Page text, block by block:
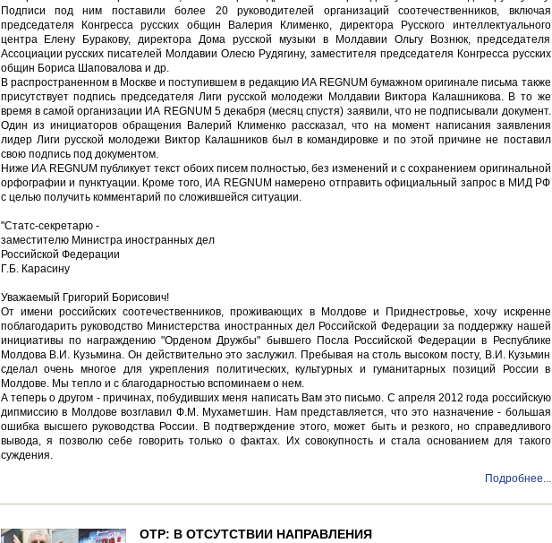
Подписи под ним поставили более 20 руководителей организаций соотечественников, включая
председателя Конгресса русских общин Валерия Клименко, директора Русского интеллектуального
центра Елену Буракову, директора Дома русской музыки в Молдавии Ольгу Вознюк, председателя
Ассоциации русских писателей Молдавии Олесю Рудягину, заместителя председателя Конгресса русских
общин Бориса Шаповалова и др.
В распространенном в Москве и поступившем в редакцию ИА REGNUM бумажном оригинале письма также
присутствует подпись председателя Лиги русской молодежи Молдавии Виктора Калашникова. В то же
время в самой организации ИА REGNUM 5 декабря (месяц спустя) заявили, что не подписывали документ.
Один из инициаторов обращения Валерий Клименко рассказал, что на момент написания заявления
лидер Лиги русской молодежи Виктор Калашников был в командировке и по этой причине не поставил
свою подпись под документом.
Ниже ИА REGNUM публикует текст обоих писем полностью, без изменений и с сохранением оригинальной
орфографии и пунктуации. Кроме того, ИА REGNUM намерено отправить официальный запрос в МИД РФ
с целью получить комментарий по сложившейся ситуации.
"Статс-секретарю -
заместителю Министра иностранных дел
Российской Федерации
Г.Б. Карасину
Уважаемый Григорий Борисович!
От имени российских соотечественников, проживающих в Молдове и Приднестровье, хочу искренне
поблагодарить руководство Министерства иностранных дел Российской Федерации за поддержку нашей
инициативы по награждению "Орденом Дружбы" бывшего Посла Российской Федерации в Республике
Молдова В.И. Кузьмина. Он действительно это заслужил. Пребывая на столь высоком посту, В.И. Кузьмин
сделал очень многое для укрепления политических, культурных и гуманитарных позиций России в
Молдове. Мы тепло и с благодарностью вспоминаем о нем.
А теперь о другом - причинах, побудивших меня написать Вам это письмо. С апреля 2012 года российскую
дипмиссию в Молдове возглавил Ф.М. Мухаметшин. Нам представляется, что это назначение - большая
ошибка высшего руководства России. В подтверждение этого, может быть и резкого, но справедливого
вывода, я позволю себе говорить только о фактах. Их совокупность и стала основанием для такого
суждения.
Подробнее...
ОТР: В ОТСУТСТВИИ НАПРАВЛЕНИЯ